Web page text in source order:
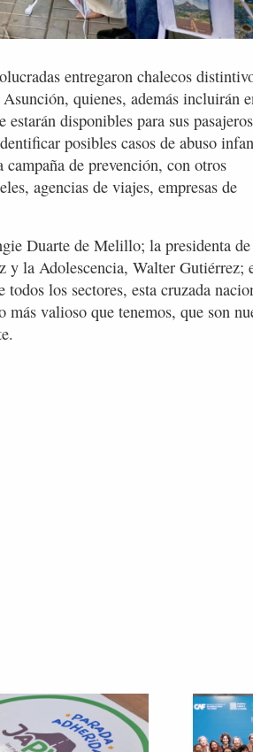
entregaron chalecos
quienes, además incluirán
disponibles para sus
posibles casos de abuso
campaña de prevención, con otros
agencias de viajes, empresas de
Duarte de Melillo; la presidenta de
la Adolescencia, Walter Gutiérrez;
los sectores, esta cruzada
valioso que tenemos, que son